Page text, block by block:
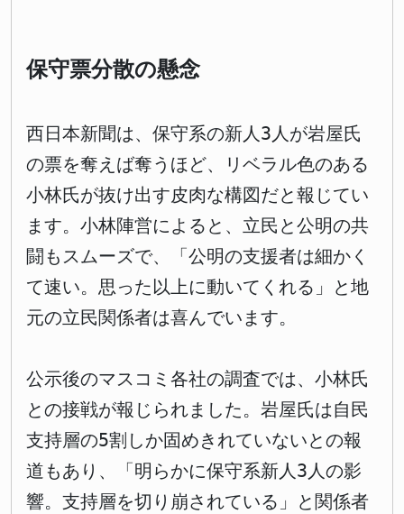
保守票分散の懸念
西日本新聞は、保守系の新人3人が岩屋氏
の票を奪えば奪うほど、リベラル色のある
小林氏が抜け出す皮肉な構図だと報じてい
ます。小林陣営によると、立民と公明の共
闘もスムーズで、「公明の支援者は細かく
て速い。思った以上に動いてくれる」と地
元の立民関係者は喜んでいます。
公示後のマスコミ各社の調査では、小林氏
との接戦が報じられました。岩屋氏は自民
支持層の5割しか固めきれていないとの報
道もあり、「明らかに保守系新人3人の影
響。支持層を切り崩されている」と関係者